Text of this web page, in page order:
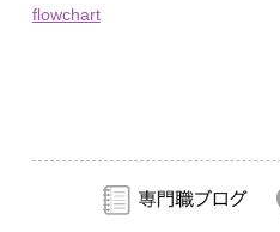
flowchart